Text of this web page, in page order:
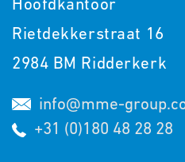
Rietdekkerstraat 16
2984 BM Ridderkerk
info@mme-
+31 (0)180 48 28 28